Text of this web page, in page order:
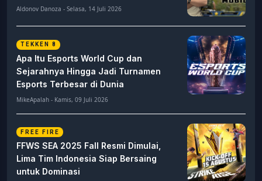
Aldonov Danoza - Selasa, 14 Juli 2026
TEKKEN 8
Apa Itu Esports World Cup dan
Sejarahnya Hingga Jadi Turnamen
Esports Terbesar di Dunia
MikeApalah - Kamis, 09 Juli 2026
FREE FIRE
FFWS SEA 2025 Fall Resmi Dimulai,
Lima Tim Indonesia Siap Bersaing
untuk Dominasi